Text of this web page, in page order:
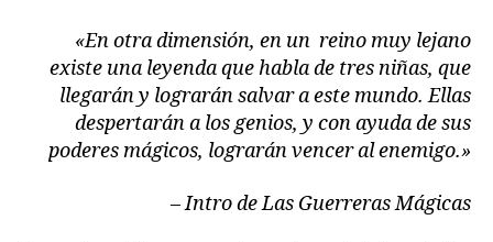
«En otra dimensión, en un reino muy lejano
existe una leyenda que habla de tres niñas, que
llegarán y lograrán salvar a este mundo. Ellas
despertarán a los genios, y con ayuda de sus
poderes mágicos, lograrán vencer al enemigo.»
– Intro de Las Guerreras Mágicas